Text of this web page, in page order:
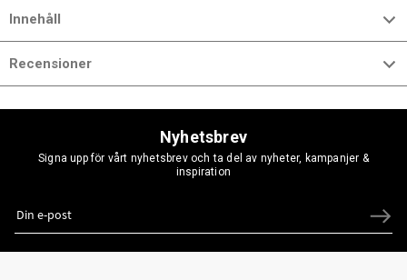
Innehåll
Recensioner
Nyhetsbrev
Signa upp för vårt nyhetsbrev och ta del av nyheter, kampanjer &
inspiration